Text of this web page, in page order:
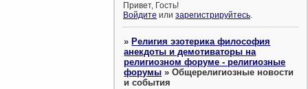
Привет, Гость!
Войдите илизарегистрируйтесь.
»Религия эзотерика философия
анекдоты и демотиваторы на
религиозном форуме - религиозные
форумы »Общерелигиозные новости
и события